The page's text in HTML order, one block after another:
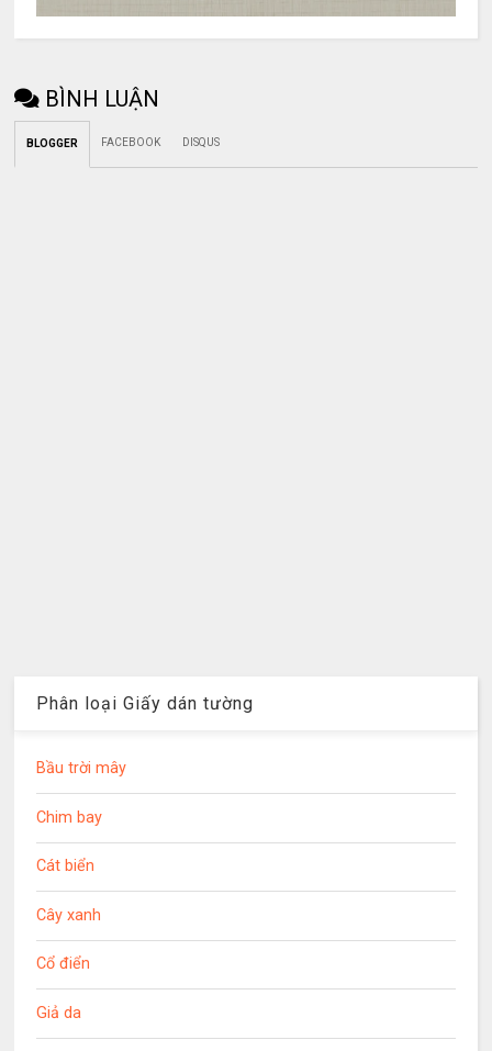
BÌNH LUẬN
BLOGGER FACEBOOK DISQUS
Phân loại Giấy dán tường
Bầu trời mây
Chim bay
Cát biển
Cây xanh
Cổ điển
Giả da